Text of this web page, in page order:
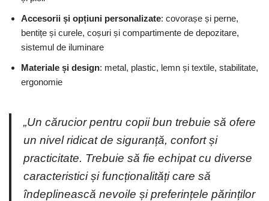
Accesorii și opțiuni personalizate: covorașe și perne,
bentițe și curele, coșuri și compartimente de depozitare,
sistemul de iluminare
Materiale și design: metal, plastic, lemn și textile, stabilitate,
ergonomie
„Un cărucior pentru copii bun trebuie să ofere
un nivel ridicat de siguranță, confort și
practicitate. Trebuie să fie echipat cu diverse
caracteristici și funcționalități care să
îndeplinească nevoile și preferințele părinților